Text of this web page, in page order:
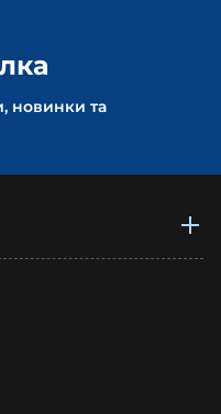
новинки та